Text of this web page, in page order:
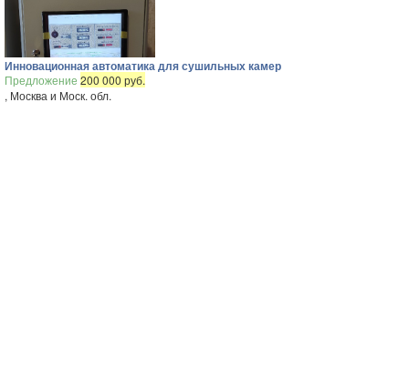
Инновационная автоматика для сушильных камер
Предложение 200 000 руб.
, Москва и Моск. обл.